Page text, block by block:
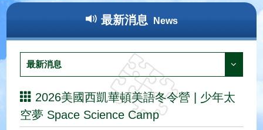
最新消息 News
最新消息
2026美國西凱華頓美語冬令營 | 少年太
空夢 Space Science Camp